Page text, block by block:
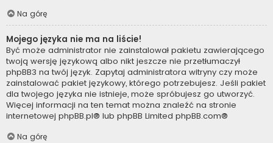
Na górę
Mojego języka nie ma na liście!
Być może administrator nie zainstalował pakietu zawierającego
twoją wersję językową albo nikt jeszcze nie przetłumaczył
phpBB3 na twój język. Zapytaj administratora witryny czy może
zainstalować pakiet językowy, którego potrzebujesz. Jeśli pakiet
dla twojego języka nie istnieje, może spróbujesz go utworzyć.
Więcej informacji na ten temat można znaleźć na stronie
internetowej phpBB.pl® lub phpBB Limited phpBB.com®
Na górę